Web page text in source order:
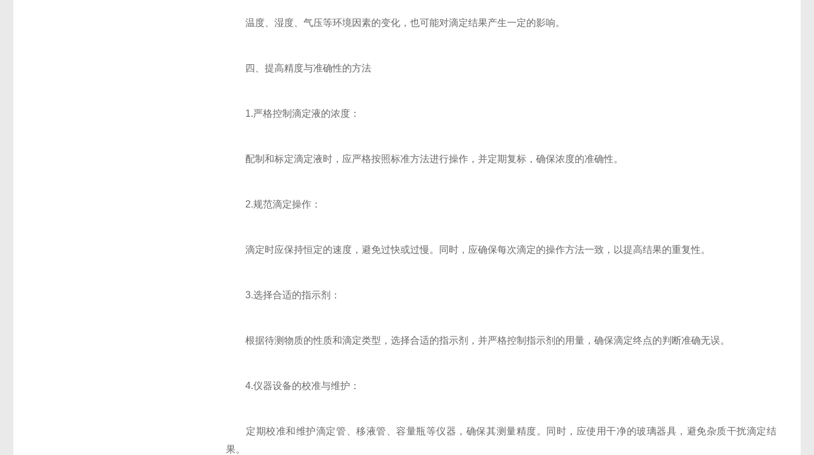
温度、湿度、气压等环境因素的变化，也可能对滴定结果产生一定的影响。
四、提高精度与准确性的方法
1.严格控制滴定液的浓度：
配制和标定滴定液时，应严格按照标准方法进行操作，并定期复标，确保浓度的准确性。
2.规范滴定操作：
滴定时应保持恒定的速度，避免过快或过慢。同时，应确保每次滴定的操作方法一致，以提高结果的重复性。
3.选择合适的指示剂：
根据待测物质的性质和滴定类型，选择合适的指示剂，并严格控制指示剂的用量，确保滴定终点的判断准确无误。
4.仪器设备的校准与维护：
定期校准和维护滴定管、移液管、容量瓶等仪器，确保其测量精度。同时，应使用干净的玻璃器具，避免杂质干扰滴定结
果。